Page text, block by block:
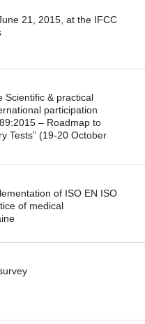
21, 2015, at the IFCC
Scientific & practical
participation
– Roadmap to
Tests” (19-20 October
of ISO EN ISO
of medical